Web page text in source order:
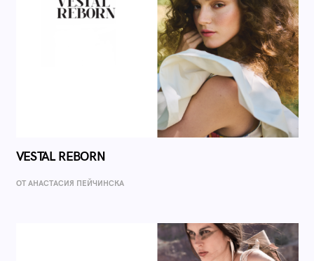
VESTAL REBORN
ОТ AНАСТАСИЯ ПЕЙЧИНСКА